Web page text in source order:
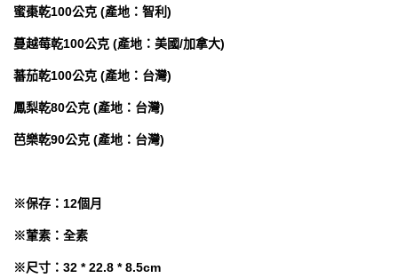
蜜棗乾100公克 (產地：智利)
蔓越莓乾100公克 (產地：美國/加拿大)
蕃茄乾100公克 (產地：台灣)
鳳梨乾80公克 (產地：台灣)
芭樂乾90公克 (產地：台灣)
※保存：12個月
※葷素：全素
※尺寸：32 * 22.8 * 8.5cm